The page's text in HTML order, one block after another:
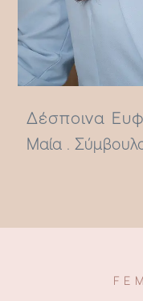
Δέσποινα
Μαία .